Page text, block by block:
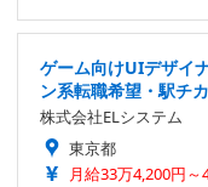
ゲーム向けUIデザイ
ン系転職希望・駅チ
株式会社ELシステム
東京都
月給33万4,200円～